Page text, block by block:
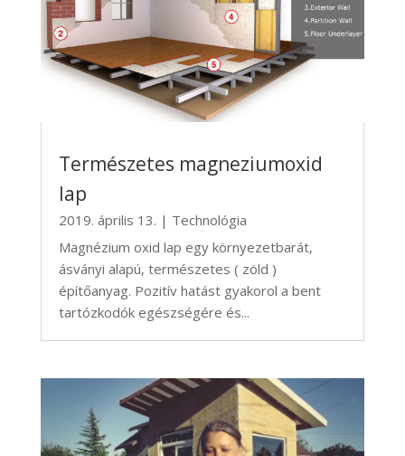
Természetes magneziumoxid
lap
2019. április 13. | Technológia
Magnézium oxid lap egy környezetbarát,
ásványi alapú, természetes ( zöld )
építőanyag. Pozitív hatást gyakorol a bent
tartózkodók egészségére és...